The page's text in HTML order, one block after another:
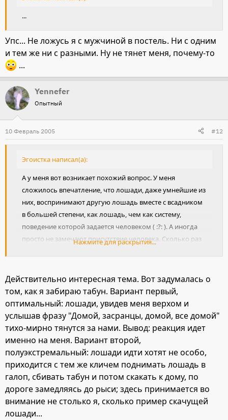
...
Упс... Не ложусь я с мужчиной в постель. Ни с одним
и тем же ни с разными. Ну не тянет меня, почему-то
...
Yennefer
Опытный
10 Февраль 2005 #12
Эгоистка написал(а):
А у меня вот возникает похожий вопрос. У меня
сложилось впечатление, что лошади, даже умнейшие из
них, воспринимают другую лошадь вместе с всадником
в большей степени, как лошадь, чем как систему,
поведение которой задается человеком ( :?: ). А иногда
просто не замечают присутствие человека. Сколько раз
втором тоже никого нет. И страшно удивляется, услышав
гневный окрик чужого всадника («откуда??? :shock: »).
Правда, если всадник выставляет перед собой хлыст,
некоторая реакция обычно следует. Создать, что ли,
отдельную тему: как правильно общаться с лошадью,
находясь на другой лошади?
Нажмите для раскрытия...
Действительно интересная тема. Вот задумалась о
том, как я забираю табун. Вариант первый,
оптимальный: лошади, увидев меня верхом и
услышав фразу "Домой, засранцы, домой, все домой"
тихо-мирно тянутся за нами. Вывод: реакция идет
именно на меня. Вариант второй,
полуэкстремальный: лошади идти хотят не особо,
приходится с тем же кличем поднимать лошадь в
галоп, сбивать табун и потом скакать к дому, по
дороге замедляясь до рыси; здесь принимается во
внимание не столько я, сколько пример скачущей
лошади...